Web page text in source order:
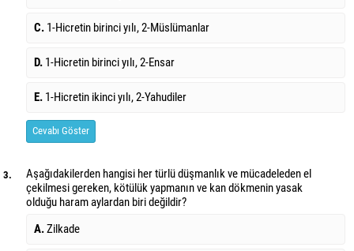
C. 1-Hicretin birinci yılı, 2-Müslümanlar
D. 1-Hicretin birinci yılı, 2-Ensar
E. 1-Hicretin ikinci yılı, 2-Yahudiler
Cevabı Göster
3.
Aşağıdakilerden hangisi her türlü düşmanlık ve mücadeleden el
çekilmesi gereken, kötülük yapmanın ve kan dökmenin yasak
olduğu haram aylardan biri değildir?
A.Zilkade